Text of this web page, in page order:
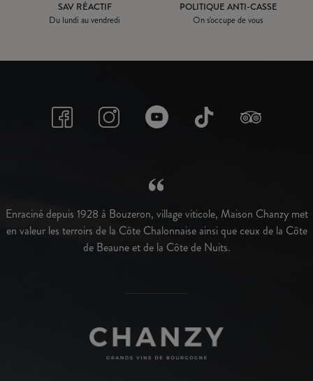
SAV RÉACTIF
Du lundi au vendredi
POLITIQUE ANTI-CASSE
On s'occupe de vous
Enraciné depuis 1928 à Bouzeron, village viticole, Maison Chanzy met
en valeur les terroirs de la Côte Chalonnaise ainsi que ceux de la Côte
de Beaune et de la Côte de Nuits.